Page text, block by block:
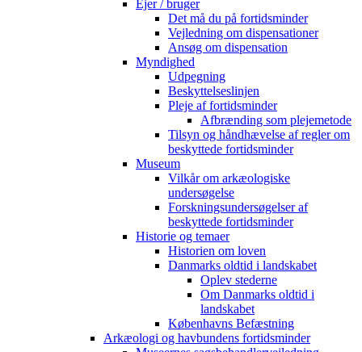
Ejer / bruger
Det må du på fortidsminder
Vejledning om dispensationer
Ansøg om dispensation
Myndighed
Udpegning
Beskyttelseslinjen
Pleje af fortidsminder
Afbrænding som plejemetode
Tilsyn og håndhævelse af regler om
beskyttede fortidsminder
Museum
Vilkår om arkæologiske
undersøgelse
Forskningsundersøgelser af
beskyttede fortidsminder
Historie og temaer
Historien om loven
Danmarks oldtid i landskabet
Oplev stederne
Om Danmarks oldtid i
landskabet
Københavns Befæstning
Arkæologi og havbundens fortidsminder